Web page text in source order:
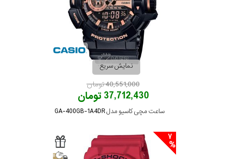
نمایش سریع
40,551,000 تومان
37,712,430 تومان
ساعت مچی کاسیو مدل GA-400GB-1A4DR